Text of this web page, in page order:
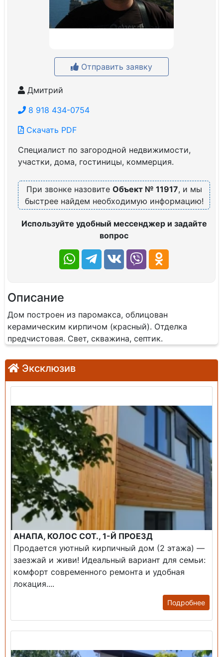
Отправить заявку
Дмитрий
8 918 434-0754
Скачать PDF
Специалист по загородной недвижимости,
участки, дома, гостиницы, коммерция.
При звонке назовите Объект № 11917, и мы
быстрее найдем необходимую информацию!
Используйте удобный мессенджер и задайте
вопрос
Описание
Дом построен из паромакса, облицован
керамическим кирпичом (красный). Отделка
предчистовая. Свет, скважина, септик.
Эксклюзив
АНАПА, КОЛОС СОТ., 1-Й ПРОЕЗД
Продается уютный кирпичный дом (2 этажа) —
заезжай и живи! ​Идеальный вариант для семьи:
комфорт современного ремонта и удобная
локация....
Подробнее